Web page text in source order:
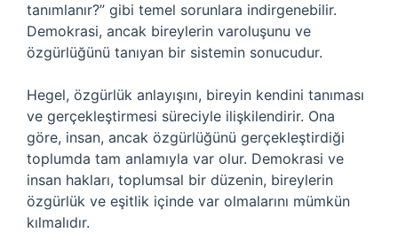
tanımlanır?” gibi temel sorunlara indirgenebilir.
Demokrasi, ancak bireylerin varoluşunu ve
özgürlüğünü tanıyan bir sistemin sonucudur.
Hegel, özgürlük anlayışını, bireyin kendini tanıması
ve gerçekleştirmesi süreciyle ilişkilendirir. Ona
göre, insan, ancak özgürlüğünü gerçekleştirdiği
toplumda tam anlamıyla var olur. Demokrasi ve
insan hakları, toplumsal bir düzenin, bireylerin
özgürlük ve eşitlik içinde var olmalarını mümkün
kılmalıdır.